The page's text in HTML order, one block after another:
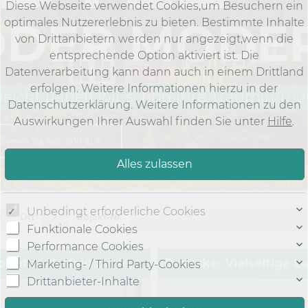
haben wir schon Ihre
Sie Kontakt auf
Ort Objekt-Nr.
Dranske: Großzügige Lagerfläche o.ä. im Discounter-Umfeld zu vermieten!
Diese Webseite verwendet Cookies,um Besuchern ein
optimales Nutzererlebnis zu bieten. Bestimmte Inhalte
von Drittanbietern werden nur angezeigt,wenn die
entsprechende Option aktiviert ist. Die
Datenverarbeitung kann dann auch in einem Drittland
erfolgen. Weitere Informationen hierzu in der
Datenschutzerklärung. Weitere Informationen zu den
Auswirkungen Ihrer Auswahl finden Sie unter Hilfe.
Unbedingt erforderliche Cookies
Funktionale Cookies
Performance Cookies
Marketing- / Third Party-Cookies
Drittanbieter-Inhalte